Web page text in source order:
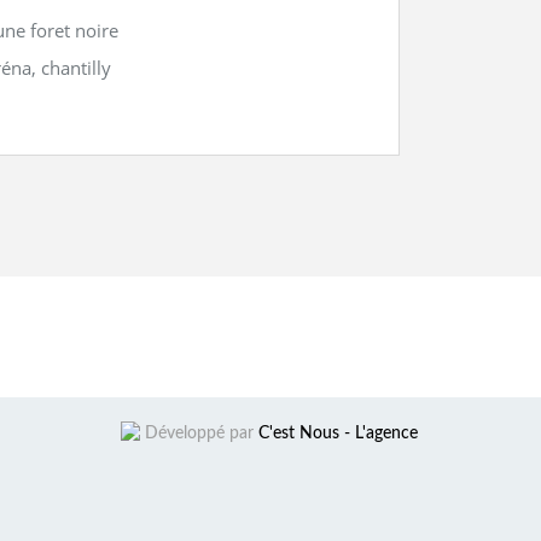
foret noire
chantilly
Développé par C'est Nous - L'agence